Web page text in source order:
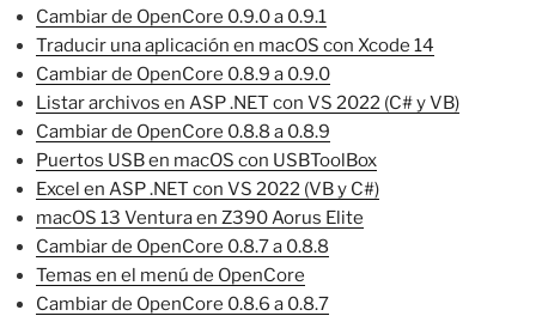
Cambiar de OpenCore 0.9.0 a 0.9.1
Traducir una aplicación en macOS con Xcode 14
Cambiar de OpenCore 0.8.9 a 0.9.0
Listar archivos en ASP .NET con VS 2022 (C# y VB)
Cambiar de OpenCore 0.8.8 a 0.8.9
Puertos USB en macOS con USBToolBox
Excel en ASP .NET con VS 2022 (VB y C#)
macOS 13 Ventura en Z390 Aorus Elite
Cambiar de OpenCore 0.8.7 a 0.8.8
Temas en el menú de OpenCore
Cambiar de OpenCore 0.8.6 a 0.8.7